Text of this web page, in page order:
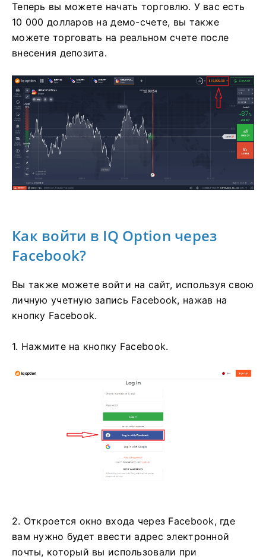
Теперь вы можете начать торговлю. У вас есть
10 000 долларов на демо-счете, вы также
можете торговать на реальном счете после
внесения депозита.
Как войти в IQ Option через
Facebook?
Вы также можете войти на сайт, используя свою
личную учетную запись Facebook, нажав на
кнопку Facebook.
1. Нажмите на кнопку Facebook.
2. Откроется окно входа через Facebook, где
вам нужно будет ввести адрес электронной
почты, который вы использовали при